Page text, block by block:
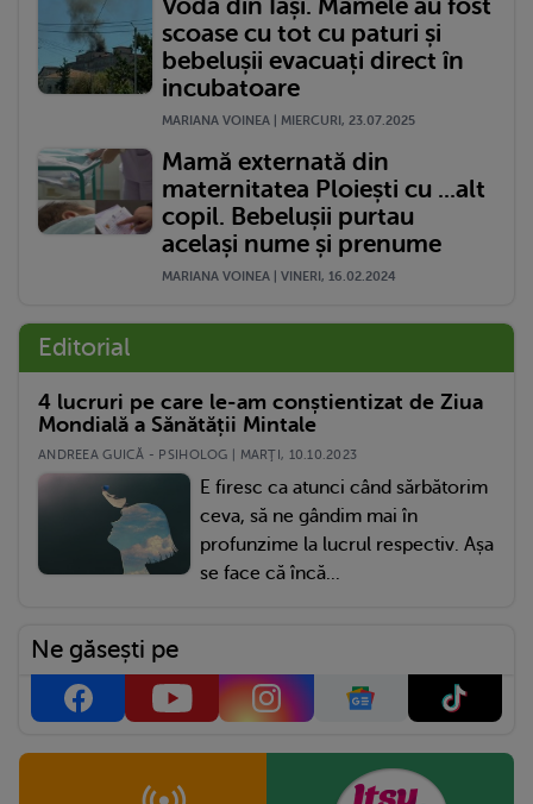
Vodă din Iași. Mamele au fost
scoase cu tot cu paturi și
bebelușii evacuați direct în
incubatoare
MARIANA VOINEA | MIERCURI, 23.07.2025
Mamă externată din
maternitatea Ploiești cu ...alt
copil. Bebelușii purtau
același nume și prenume
MARIANA VOINEA | VINERI, 16.02.2024
Editorial
4 lucruri pe care le-am conștientizat de Ziua
Mondială a Sănătății Mintale
ANDREEA GUICĂ - PSIHOLOG | MARŢI, 10.10.2023
E firesc ca atunci când sărbătorim
ceva, să ne gândim mai în
profunzime la lucrul respectiv. Așa
se face că încă...
Ne găsești pe